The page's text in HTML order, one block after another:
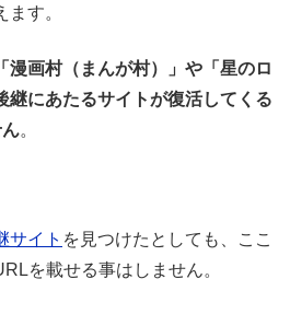
す。
漫画村（まんが村）」や「星のロ
継にあたるサイトが復活してくる
。
サイト を見つけたとしても、ここ
を載せる事はしません。